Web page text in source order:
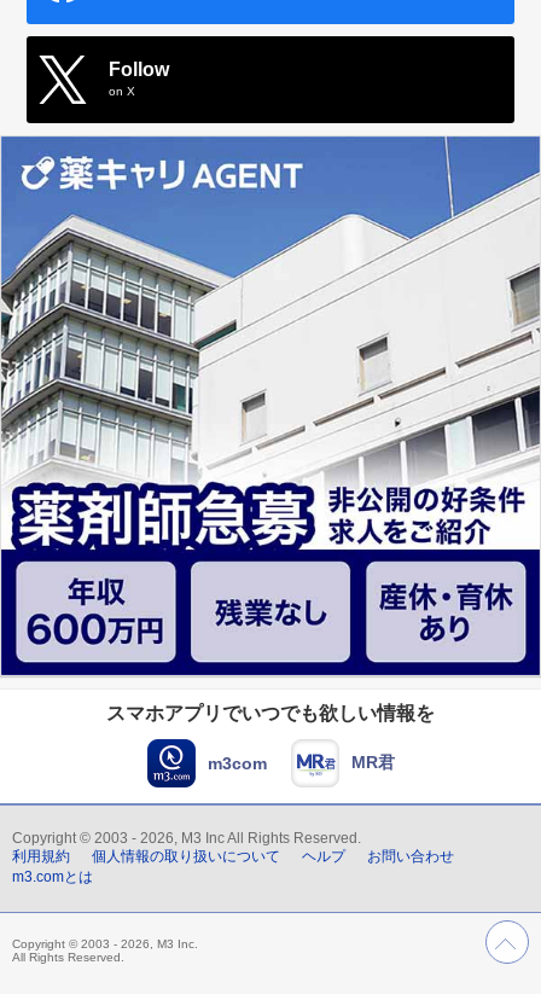
Follow
on X
スマホアプリでいつでも欲しい情報を
m3com MR君
Copyright © 2003 - 2026, M3 Inc All Rights Reserved.
利用規約
個人情報の取り扱いについて ヘルプ
お問い合わせ
m3.comとは
Copyright © 2003 - 2026, M3 Inc.
All Rights Reserved.